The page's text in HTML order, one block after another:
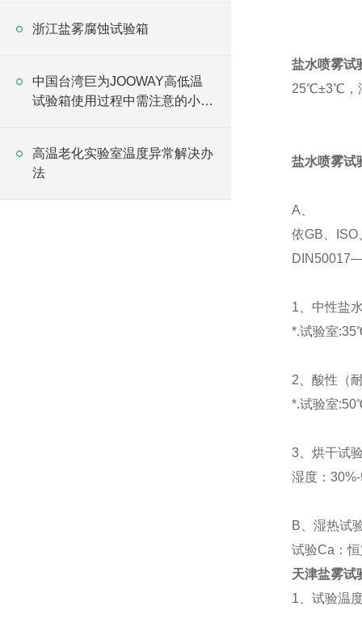
浙江盐雾腐蚀试验箱
中国台湾巨为JOOWAY高低温
试验箱使用过程中需注意的小细
高温老化实验室温度异常解决办
法
盐水喷雾试
25℃±3℃，
盐水喷雾试
A、
依GB、
1、中性盐
*.试验室
2、酸性（
*.试验室
3、烘干试
湿度：
B、湿热试
试验Ca：
天津盐雾试
1、试验温